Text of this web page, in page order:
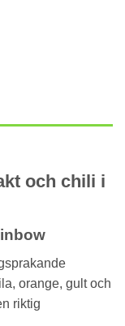
och chili i
orange, gult och
riktig